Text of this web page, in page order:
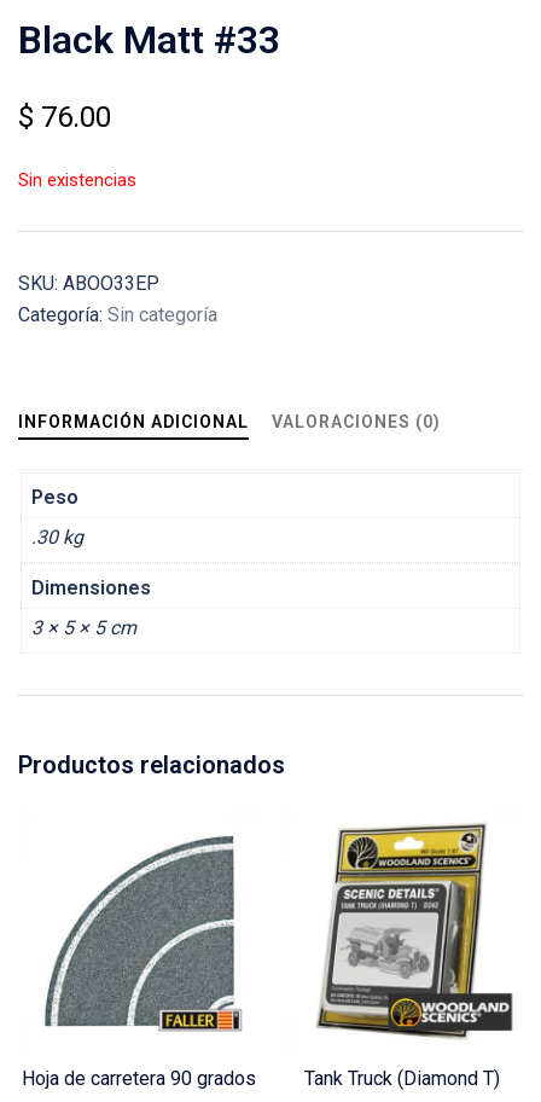
Black Matt #33
$ 76.00
Sin existencias
SKU: ABOO33EP
Categoría: Sin categoría
INFORMACIÓN ADICIONAL VALORACIONES (0)
Peso
.30 kg
Dimensiones
3 × 5 × 5 cm
Productos relacionados
Hoja de carretera 90 grados Tank Truck (Diamond T)